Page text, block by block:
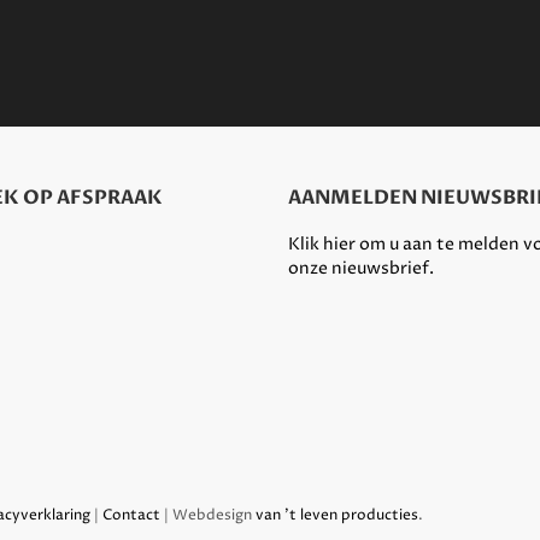
OP AFSPRAAK AANMELDEN
Klik hier om u aan te melden
onze nieuwsbrief.
| Contact | Webdesignvan 't leven producties.